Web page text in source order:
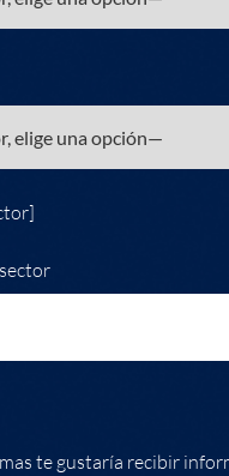
te gustaría recibir